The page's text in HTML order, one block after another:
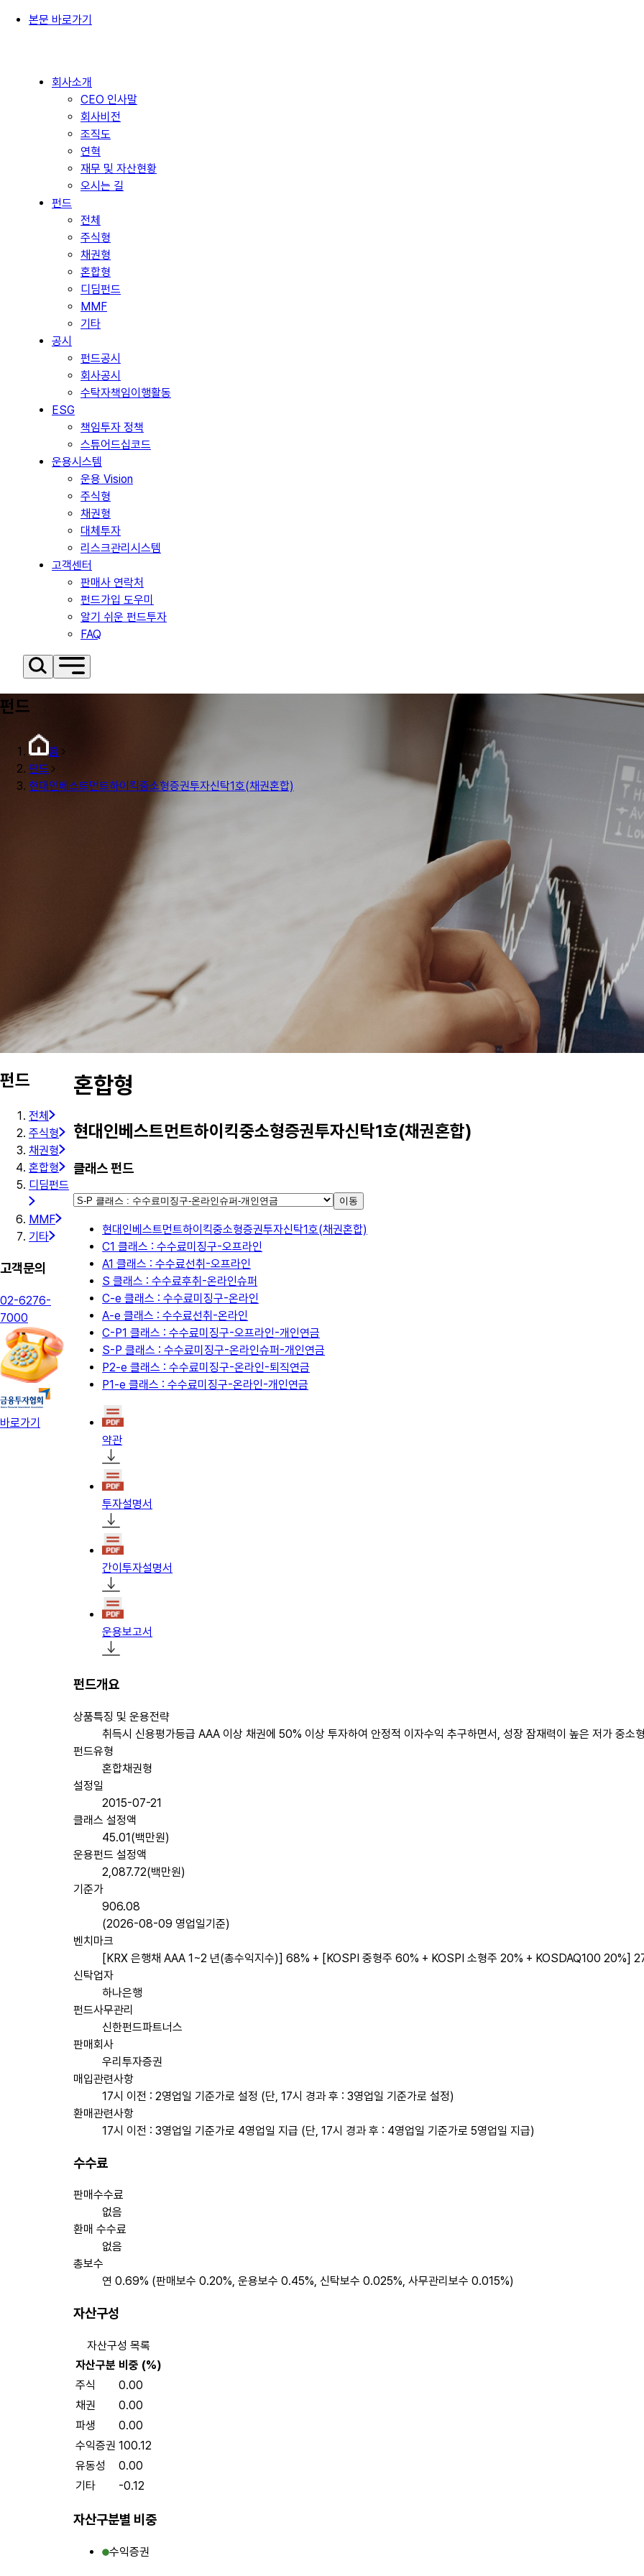
본문 바로가기
회사소개
CEO 인사말
회사비전
조직도
연혁
재무 및 자산현황
오시는 길
펀드
전체
주식형
채권형
혼합형
디딤펀드
MMF
기타
공시
펀드공시
회사공시
수탁자책임이행활동
ESG
책임투자 정책
스튜어드십코드
운용시스템
운용 Vision
주식형
채권형
대체투자
리스크관리시스템
고객센터
판매사 연락처
펀드가입 도우미
알기 쉬운 펀드투자
FAQ
펀드
홈
펀드
현대인베스트먼트하이킥중소형증권투자신탁1호(채권혼합)
펀드
전체
주식형
채권형
혼합형
디딤펀드
MMF
기타
고객문의
02-6276-
7000
바로가기
혼합형
현대인베스트먼트하이킥중소형증권투자신탁1호(채권혼합)
클래스 펀드
이동
현대인베스트먼트하이킥중소형증권투자신탁1호(채권혼합)
C1 클래스 : 수수료미징구-오프라인
A1 클래스 : 수수료선취-오프라인
S 클래스 : 수수료후취-온라인슈퍼
C-e 클래스 : 수수료미징구-온라인
A-e 클래스 : 수수료선취-온라인
C-P1 클래스 : 수수료미징구-오프라인-개인연금
S-P 클래스 : 수수료미징구-온라인슈퍼-개인연금
P2-e 클래스 : 수수료미징구-온라인-퇴직연금
P1-e 클래스 : 수수료미징구-온라인-개인연금
약관
투자설명서
간이투자설명서
운용보고서
펀드개요
상품특징 및 운용전략
취득시 신용평가등급 AAA 이상 채권에 50% 이상 투자하여 안정적 이자수익 추구하면서, 성장 잠재력이 높은 저가 중소
펀드유형
혼합채권형
설정일
2015-07-21
클래스 설정액
45.01(백만원)
운용펀드 설정액
2,087.72(백만원)
기준가
906.08
(2026-08-09 영업일기준)
벤치마크
[KRX 은행채 AAA 1~2 년(총수익지수)] 68% + [KOSPI 중형주 60% + KOSPI 소형주 20% + KOSDAQ100 20%]
신탁업자
하나은행
펀드사무관리
신한펀드파트너스
판매회사
우리투자증권
매입관련사항
17시 이전 : 2영업일 기준가로 설정 (단, 17시 경과 후 : 3영업일 기준가로 설정)
환매관련사항
17시 이전 : 3영업일 기준가로 4영업일 지급 (단, 17시 경과 후 : 4영업일 기준가로 5영업일 지급)
수수료
판매수수료
없음
환매 수수료
없음
총보수
연 0.69% (판매보수 0.20%, 운용보수 0.45%, 신탁보수 0.025%, 사무관리보수 0.015%)
자산구성
자산구성 목록
자산구분 비중 (%)
주식
0.00
채권
0.00
파생
0.00
수익증권 100.12
유동성
0.00
기타
-0.12
자산구분별 비중
수익증권